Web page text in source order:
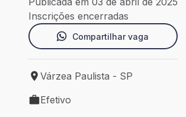
Inscrições encerradas
Compartilhar vaga
Local de trabalho: Várzea Paulista -
Várzea Paulista - SP
Tipo de vaga: Efetivo
Efetivo